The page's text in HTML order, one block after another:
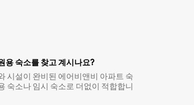
용 숙소를 찾고 계시나요?
시설이 완비된 에어비앤비 아파트 숙
숙소나 임시 숙소로 더없이 적합합니